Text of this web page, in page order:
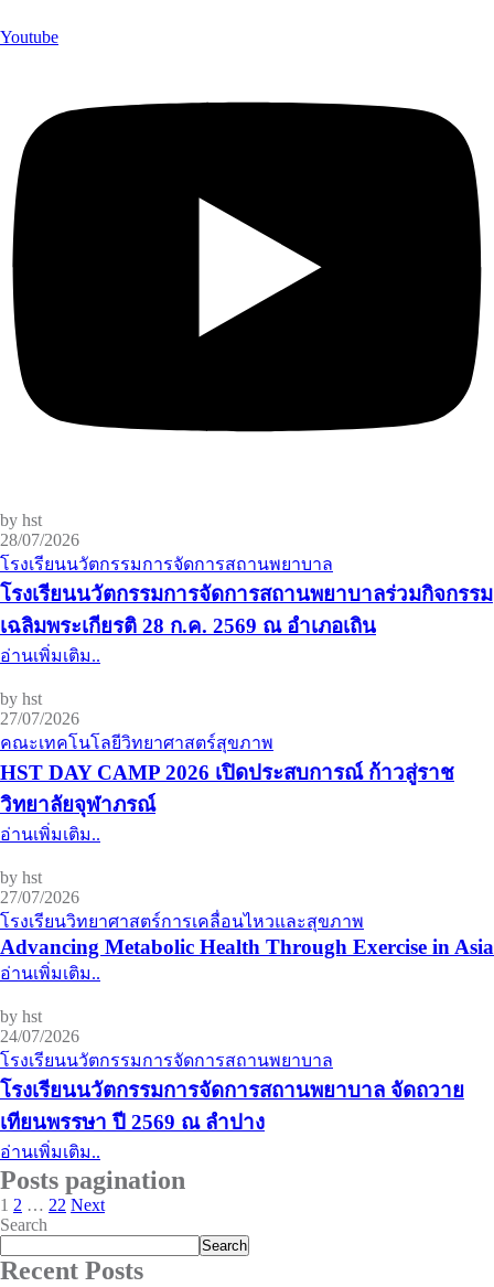
Youtube
by hst
28/07/2026
โรงเรียนนวัตกรรมการจัดการสถานพยาบาล
โรงเรียนนวัตกรรมการจัดการสถานพยาบาลร่วมกิจกรรม
เฉลิมพระเกียรติ 28 ก.ค. 2569 ณ อำเภอเถิน
อ่านเพิ่มเติม..
by hst
27/07/2026
คณะเทคโนโลยีวิทยาศาสตร์สุขภาพ
HST DAY CAMP 2026 เปิดประสบการณ์ ก้าวสู่ราช
วิทยาลัยจุฬาภรณ์
อ่านเพิ่มเติม..
by hst
27/07/2026
โรงเรียนวิทยาศาสตร์การเคลื่อนไหวและสุขภาพ
Advancing Metabolic Health Through Exercise in Asia
อ่านเพิ่มเติม..
by hst
24/07/2026
โรงเรียนนวัตกรรมการจัดการสถานพยาบาล
โรงเรียนนวัตกรรมการจัดการสถานพยาบาล จัดถวาย
เทียนพรรษา ปี 2569 ณ ลำปาง
อ่านเพิ่มเติม..
Posts pagination
1 2 … 22 Next
Search
Search
Recent Posts